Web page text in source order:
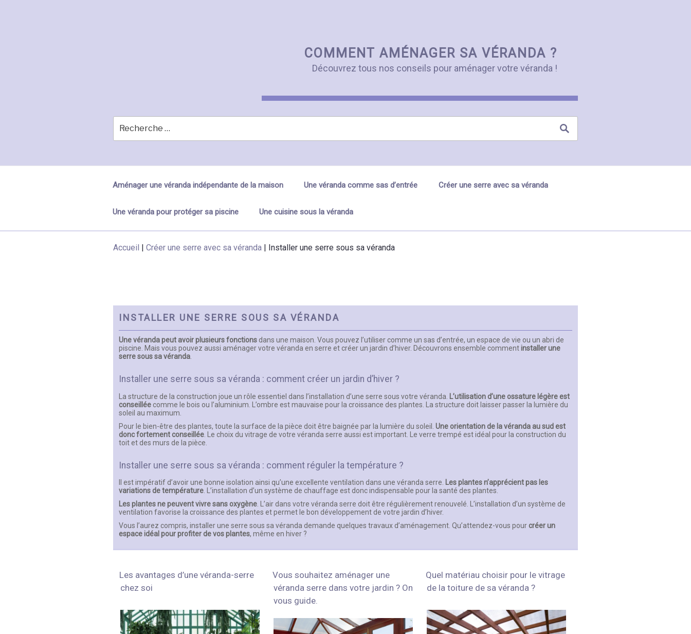
COMMENT AMÉNAGER SA VÉRANDA ?
Découvrez tous nos conseils pour aménager votre véranda !
Aménager une véranda indépendante de la maison Une véranda comme sas d’entrée Créer une serre avec sa véranda
Une véranda pour protéger sa piscine Une cuisine sous la véranda
Accueil Créer une serre avec sa véranda Installer une serre sous sa véranda
INSTALLER UNE SERRE SOUS SA VÉRANDA
Une véranda peut avoir plusieurs fonctions dans une maison. Vous pouvez l’utiliser comme un sas d’entrée, un espace de vie ou un abri de
piscine. Mais vous pouvez aussi aménager votre véranda en serre et créer un jardin d’hiver. Découvrons ensemble commentinstaller une
serre sous sa véranda.
Installer une serre sous sa véranda : comment créer un jardin d’hiver ?
La structure de la construction joue un rôle essentiel dans l’installation d’une serre sous votre véranda. L’utilisation d’une ossature légère est
conseilléecomme le bois ou l’aluminium. L’ombre est mauvaise pour la croissance des plantes. La structure doit laisser passer la lumière du
soleil au maximum.
Pour le bien-être des plantes, toute la surface de la pièce doit être baignée par la lumière du soleil. Une orientation de la véranda au sud est
donc fortement conseillée . Le choix du vitrage de votre véranda serre aussi est important. Le verre trempé est idéal pour la construction du
toit et des murs de la pièce.
Installer une serre sous sa véranda : comment réguler la température ?
Il est impératif d’avoir une bonne isolation ainsi qu’une excellente ventilation dans une véranda serre. Les plantes n’apprécient pas les
variations de température . L’installation d’un système de chauffage est donc indispensable pour la santé des plantes.
Les plantes ne peuvent vivre sans oxygène . L’air dans votre véranda serre doit être régulièrement renouvelé. L’installation d’un système de
ventilation favorise la croissance des plantes et permet le bon développement de votre jardin d’hiver.
Vous l’aurez compris, installer une serre sous sa véranda demande quelques travaux d’aménagement. Qu’attendez-vous pourcréer un
espace idéal pour profiter de vos plantes, même en hiver ?
Les avantages d’une véranda-serre
chez soi
Vous souhaitez aménager une
véranda serre dans votre jardin ? On
vous guide.
Quel matériau choisir pour le vitrage
de la toiture de sa véranda ?